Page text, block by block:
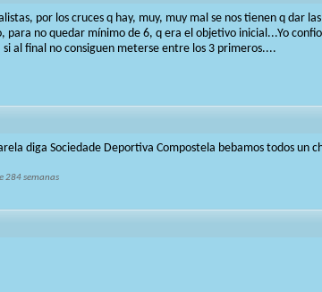
por los cruces q hay, muy, muy mal se nos tienen q dar
para no quedar mínimo de 6, q era el objetivo inicial...Yo
al final no consiguen meterse entre los 3 primeros....
diga Sociedade Deportiva Compostela bebamos todos un
284 semanas